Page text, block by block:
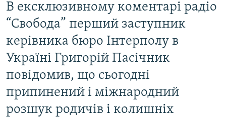
основного
матеріалу
Перейти
до
основної
навігації
до
пошуку
ВСЕ ЗА ДОБУ
СТАТТІ
ПОЛІТИКА
ЕКОНОМІКА
СУСПІЛЬСТВО
КУЛЬТУРА
ВІЙНА
РОСІЙСЬКА «ФІЛЬТРАЦІЯ»
ДОНБАС.РЕАЛІЇ
КРИМ.РЕАЛІЇ
В ексклюзивному коментарі радіо
“Свобода” перший заступник
керівника бюро Інтерполу в
Україні Григорій Пасічник
повідомив, що сьогодні
припинений і міжнародний
розшук родичів і колишніх